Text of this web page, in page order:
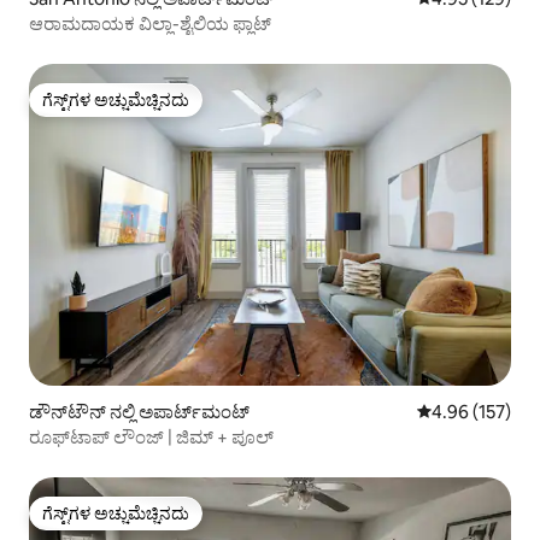
ಆರಾಮದಾಯಕ ವಿಲ್ಲಾ-ಶೈಲಿಯ ಫ್ಲಾಟ್
ಗೆಸ್ಟ್‌ಗಳ ಅಚ್ಚುಮೆಚ್ಚಿನದು
ಗೆಸ್ಟ್‌ಗಳ ಅಚ್ಚುಮೆಚ್ಚಿನದು
ಡೌನ್‌ಟೌನ್ ನಲ್ಲಿ ಅಪಾರ್ಟ್‌ಮಂಟ್ 5 ರಲ್ಲಿ 4.96
4.96 (157)
ರೂಫ್‌ಟಾಪ್ ಲೌಂಜ್ | ಜಿಮ್ + ಪೂಲ್
ಗೆಸ್ಟ್‌ಗಳ ಅಚ್ಚುಮೆಚ್ಚಿನದು
ಗೆಸ್ಟ್‌ಗಳ ಅಚ್ಚುಮೆಚ್ಚಿನದು